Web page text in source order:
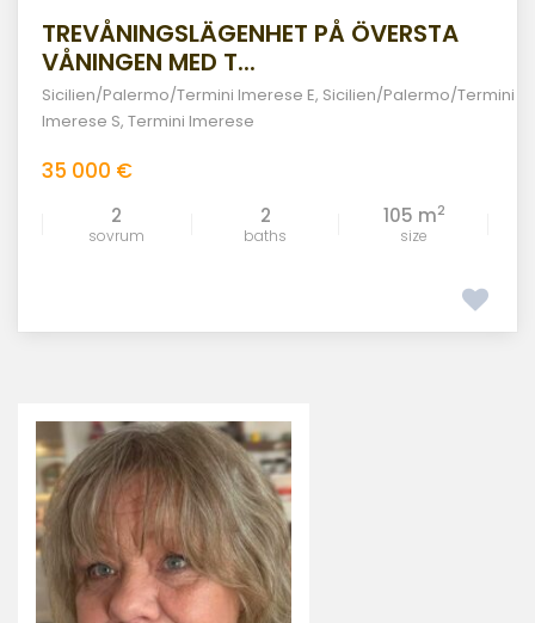
TREVÅNINGSLÄGENHET PÅ ÖVERSTA
VÅNINGEN MED T...
Sicilien/Palermo/Termini Imerese E, Sicilien/Palermo/Termini
Imerese S, Termini Imerese
35 000 €
2
sovrum
2
baths
105 m2
size